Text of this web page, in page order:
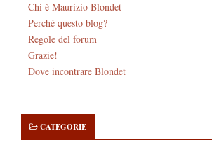
Chi è Maurizio Blondet
Perché questo blog?
Regole del forum
Grazie!
Dove incontrare Blondet
CATEGORIE